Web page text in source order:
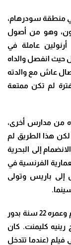
في 8 نوفمبر/تشرين الثاني 1935، في منطقة سودرهام،
وهو من أصول
أرنولين عاملة في
حيث انفصل والداه
عاش مع والدته
لم تكن ممتعة
من مدارس أخرى،
لكن هذا الطريق لم
إلى البحرية
الفرنسية في
إلى باريس وتولى
.
دخل ديلون عالم السينما عام 1957، حيث قام وعمره 22 سنة بدور
كليمنت. كان
فيلم (عندما تتدخل